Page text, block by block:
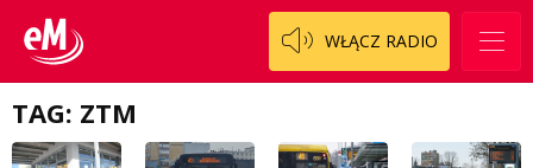
WŁĄCZ RADIO
TAG: ZTM